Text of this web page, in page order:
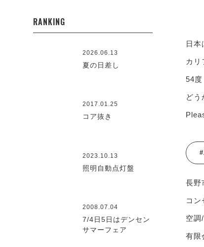
日本
カ
54
ど
長野
コ
空調
有限
RANKING
2026.06.13
夏の日差し
2017.01.25
コア抜き
2023.10.13
照明自動点灯盤
2008.07.04
7/4日5日はデンセン
サマーフェア